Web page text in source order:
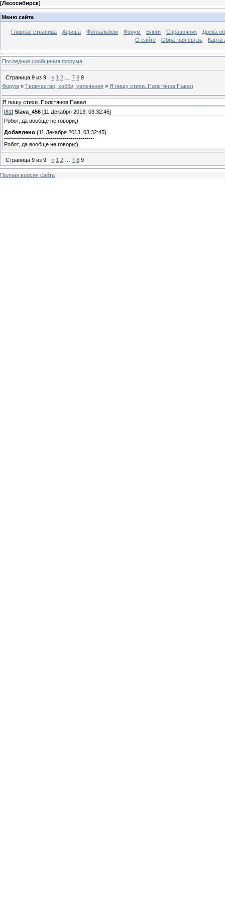
[Лесосибирск]
Меню сайта
Главная страница Афиша Фотоальбом Форум Блоги Справочник
Доска
О сайте
Обратная связь Карта
Последние сообщения форума
Страница 9 из 9 « 1 2 7 8 9
Форум » Творчество, хобби, увлечения » Я пишу стихи. Полстянов Павел
Я пишу стихи. Полстянов Павел
[81] Slava_456 [11 Декабря 2013, 03:32:45]
Робот, да вообще не говори;)
Добавлено (11 Декабря 2013, 03:32:45)
---------------------------------------------
Робот, да вообще не говори;)
Страница 9 из 9 « 1 2 7 8 9
Полная версия сайта